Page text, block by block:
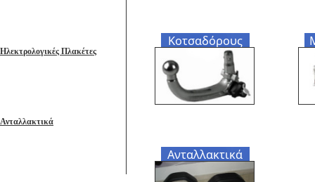
Κοτσαδόρους
Ανταλλακτικά
Ηλεκτρολογικές Πλακέτες
Ανταλλακτικά